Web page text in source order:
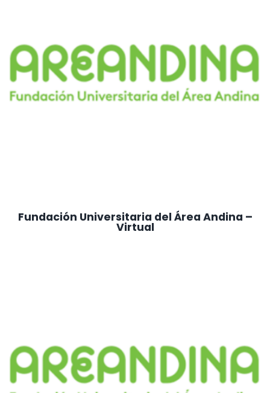
Fundación Universitaria del Área Andina –
Virtual